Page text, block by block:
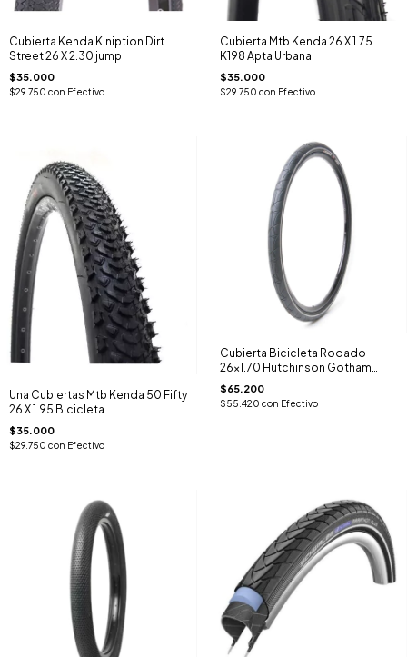
Cubierta Kenda Kiniption Dirt
Street 26 X 2.30 jump
$35.000
$29.750 con Efectivo
Cubierta Mtb Kenda 26 X 1.75
K198 Apta Urbana
$35.000
$29.750 con Efectivo
Una Cubiertas Mtb Kenda 50 Fifty
26 X 1.95 Bicicleta
$35.000
$29.750 con Efectivo
Cubierta Bicicleta Rodado
26x1.70 Hutchinson Gotham
Urbano
$65.200
$55.420 con Efectivo